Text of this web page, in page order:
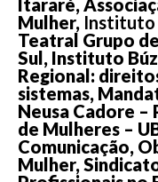
Mulher, Instituto
Teatral Grupo
Sul, Instituto
Regional:
sistemas,
Neusa Cadore –
de Mulheres –
Comunicação,
Mulher,